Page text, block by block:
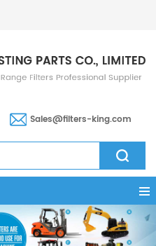
Sales@filters-king.com